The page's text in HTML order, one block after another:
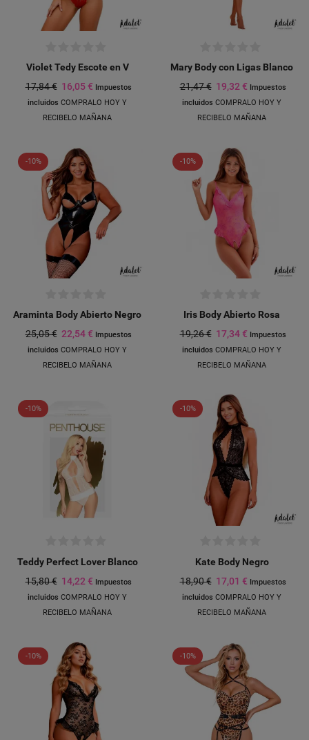
Violet Tedy Escote en V
17,84 € 16,05 € Impuestos
incluidos COMPRALO HOY Y
RECIBELO MAÑANA
Mary Body con Ligas Blanco
21,47 € 19,32 € Impuestos
incluidos COMPRALO HOY Y
RECIBELO MAÑANA
-10%
Araminta Body Abierto Negro
25,05 € 22,54 € Impuestos
incluidos COMPRALO HOY Y
RECIBELO MAÑANA
-10%
Iris Body Abierto Rosa
19,26 € 17,34 € Impuestos
incluidos COMPRALO HOY Y
RECIBELO MAÑANA
-10%
Teddy Perfect Lover Blanco
15,80 € 14,22 € Impuestos
incluidos COMPRALO HOY Y
RECIBELO MAÑANA
-10%
Kate Body Negro
18,90 € 17,01 € Impuestos
incluidos COMPRALO HOY Y
RECIBELO MAÑANA
-10% -10%